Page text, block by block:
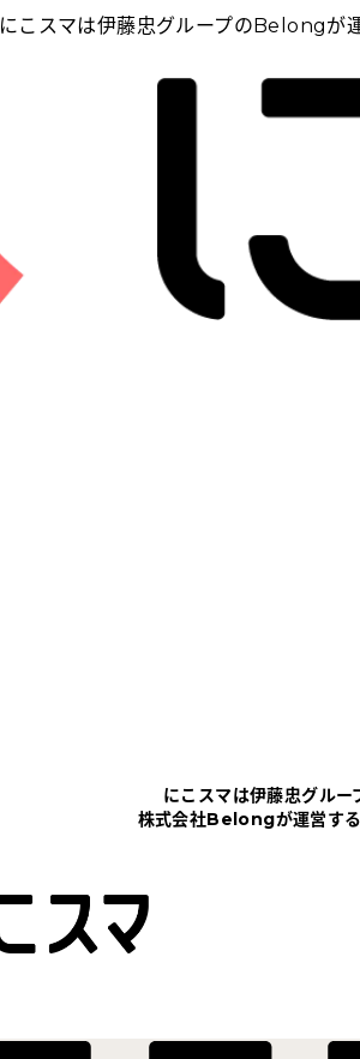
にこスマは伊藤忠グループのBelongが
にこスマは伊藤忠グルー
株式会社Belongが運営する